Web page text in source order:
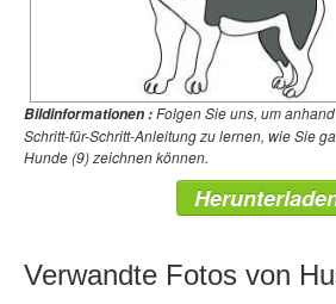
Bildinformationen :Folgen Sie uns, um
Schritt-für-Schritt-Anleitung zu lernen, wie Sie
Hunde (9) zeichnen können.
Verwandte Fotos von